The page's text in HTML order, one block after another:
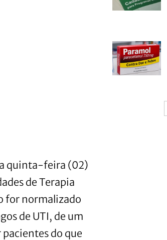
quinta-feira (02)
de Terapia
for normalizado
de UTI, de um
do que